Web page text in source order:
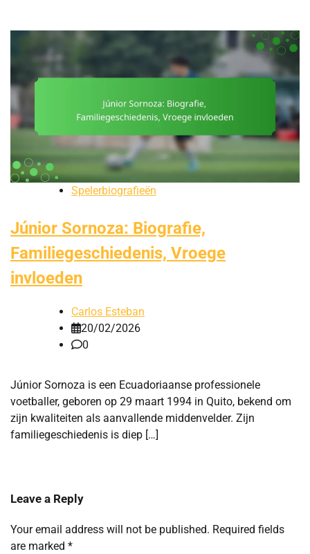
Spelerbiografieën
Júnior Sornoza: Biografie,
Familiegeschiedenis, Vroege
invloeden
Carlos Esteban
20/02/2026
0
Júnior Sornoza is een Ecuadoriaanse professionele
voetballer, geboren op 29 maart 1994 in Quito, bekend om
zijn kwaliteiten als aanvallende middenvelder. Zijn
familiegeschiedenis is diep […]
Leave a Reply
Your email address will not be published. Required fields
are marked *